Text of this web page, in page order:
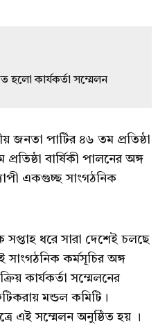
কার্যকর্তা সম্মেলন
জনতা পার্টির ৪৬ তম প্রতিষ্ঠা
বার্ষিকী পালনের অঙ্গ
একগুচ্ছ সাংগঠনিক
ধরে সারা দেশেই চলছে
সাংগঠনিক কর্মসূচির অঙ্গ
কার্যকর্তা সম্মেলনের
মন্ডল কমিটি।
এই সম্মেলন অনুষ্ঠিত হয় ।